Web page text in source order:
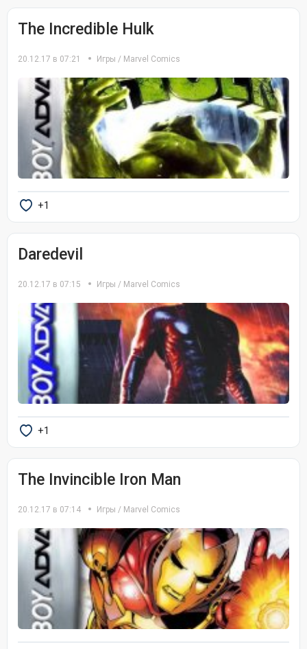
The Incredible Hulk
20.12.17 в 07:21 Игры / Marvel Comics
+1
Daredevil
20.12.17 в 07:15 Игры / Marvel Comics
+1
The Invincible Iron Man
20.12.17 в 07:14 Игры / Marvel Comics